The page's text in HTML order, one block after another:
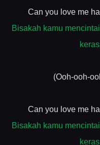
Can you love me
Bisakah kamu
(Ooh-ooh-
Can you love me
Bisakah kamu